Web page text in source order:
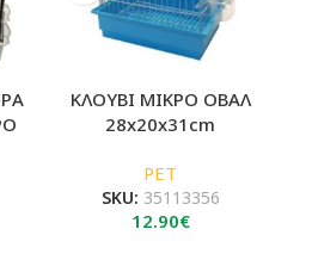
ΚΛΟΥΒΙ ΜΙΚΡΟ ΟΒΑΛ
28x20x31cm
PET
SKU: 35113356
12.90€